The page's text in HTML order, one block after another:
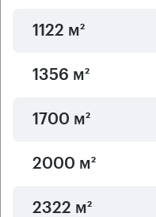
1122 м²
1356 м²
1700 м²
2000 м²
2322 м²